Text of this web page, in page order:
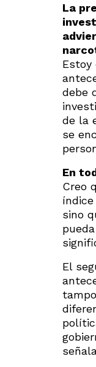
La
Estoy
debe
de la
se
En
Creo
sino
El